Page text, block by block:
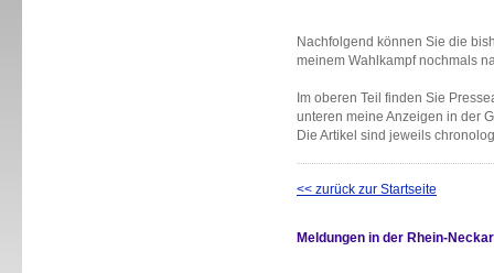
Nachfolgend können Sie die
meinem Wahlkampf nochmals
Im oberen Teil finden Sie
unteren meine Anzeigen in der
Die Artikel sind jeweils
<< zurück zur Startseite
Meldungen in der Rhein-